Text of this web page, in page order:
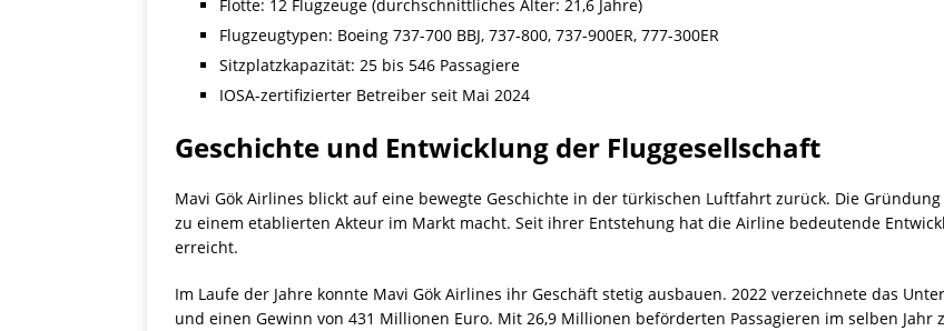
Flotte: 12 Flugzeuge (durchschnittliches Alter: 21,6 Jahre)
Flugzeugtypen: Boeing 737-700 BBJ, 737-800, 737-900ER, 777-300ER
Sitzplatzkapazität: 25 bis 546 Passagiere
IOSA-zertifizierter Betreiber seit Mai 2024
Geschichte und Entwicklung der Fluggesellschaft
Mavi Gök Airlines blickt auf eine bewegte Geschichte in der türkischen Luftfahrt zurück. Die
zu einem etablierten Akteur im Markt macht. Seit ihrer Entstehung hat die Airline bedeutende
erreicht.
Im Laufe der Jahre konnte Mavi Gök Airlines ihr Geschäft stetig ausbauen. 2022 verzeichnete das
und einen Gewinn von 431 Millionen Euro. Mit 26,9 Millionen beförderten Passagieren im selben